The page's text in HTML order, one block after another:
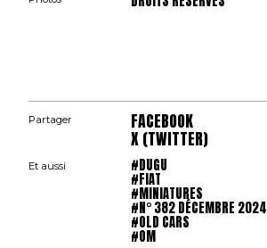
Partager FACEBOOK
X (TWITTER)
Et aussi #DUGU
#FIAT
#MINIATURES
#N° 382 DÉCEMBRE 2024
#OLD CARS
#OM